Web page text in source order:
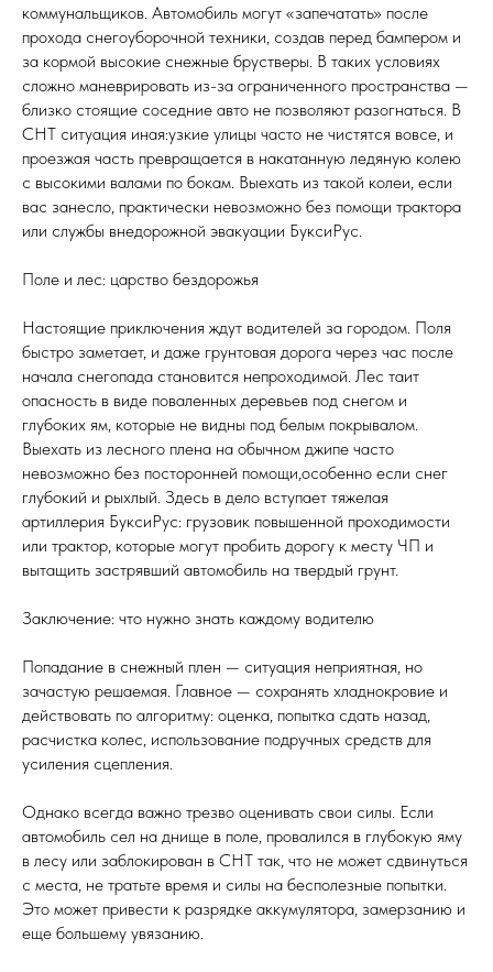
коммунальщиков. Автомобиль могут «запечатать» после
прохода снегоуборочной техники, создав перед бампером и
за кормой высокие снежные брустверы. В таких условиях
сложно маневрировать из-за ограниченного пространства —
близко стоящие соседние авто не позволяют разогнаться. В
СНТ ситуация иная:узкие улицы часто не чистятся вовсе, и
проезжая часть превращается в накатанную ледяную колею
с высокими валами по бокам. Выехать из такой колеи, если
вас занесло, практически невозможно без помощи трактора
или службы внедорожной эвакуации БуксиРус.
Поле и лес: царство бездорожья
Настоящие приключения ждут водителей за городом. Поля
быстро заметает, и даже грунтовая дорога через час после
начала снегопада становится непроходимой. Лес таит
опасность в виде поваленных деревьев под снегом и
глубоких ям, которые не видны под белым покрывалом.
Выехать из лесного плена на обычном джипе часто
невозможно без посторонней помощи,особенно если снег
глубокий и рыхлый. Здесь в дело вступает тяжелая
артиллерия БуксиРус: грузовик повышенной проходимости
или трактор, которые могут пробить дорогу к месту ЧП и
вытащить застрявший автомобиль на твердый грунт.
Заключение: что нужно знать каждому водителю
Попадание в снежный плен — ситуация неприятная, но
зачастую решаемая. Главное — сохранять хладнокровие и
действовать по алгоритму: оценка, попытка сдать назад,
расчистка колес, использование подручных средств для
усиления сцепления.
Однако всегда важно трезво оценивать свои силы. Если
автомобиль сел на днище в поле, провалился в глубокую яму
в лесу или заблокирован в СНТ так, что не может сдвинуться
с места, не тратьте время и силы на бесполезные попытки.
Это может привести к разрядке аккумулятора, замерзанию и
еще большему увязанию.